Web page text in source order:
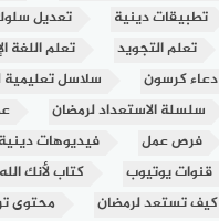
تطبيقات دينية
تعديل
تعلم التجويد
تعلم اللغة
دعاء كرسون
سلاسل تعليمية
سلسلة الاستعداد لرمضان
فرص عمل فيديوهات دينية
قنوات يوتيوب كتاب لأنك الله
كيف تستعد لرمضان
محتوى